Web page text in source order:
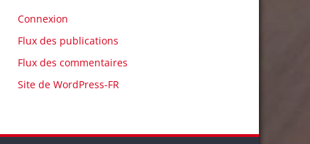
Connexion
Flux des publications
Flux des commentaires
Site de WordPress-FR